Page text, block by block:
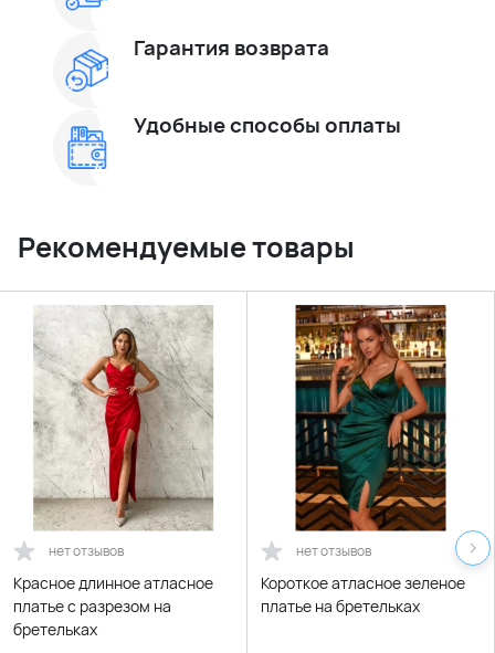
Гарантия возврата
Удобные способы оплаты
Рекомендуемые товары
нет отзывов
Красное длинное атласное
платье с разрезом на
бретельках
нет отзывов
Короткое атласное зеленое
платье на бретельках